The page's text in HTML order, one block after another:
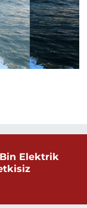
Elektrik